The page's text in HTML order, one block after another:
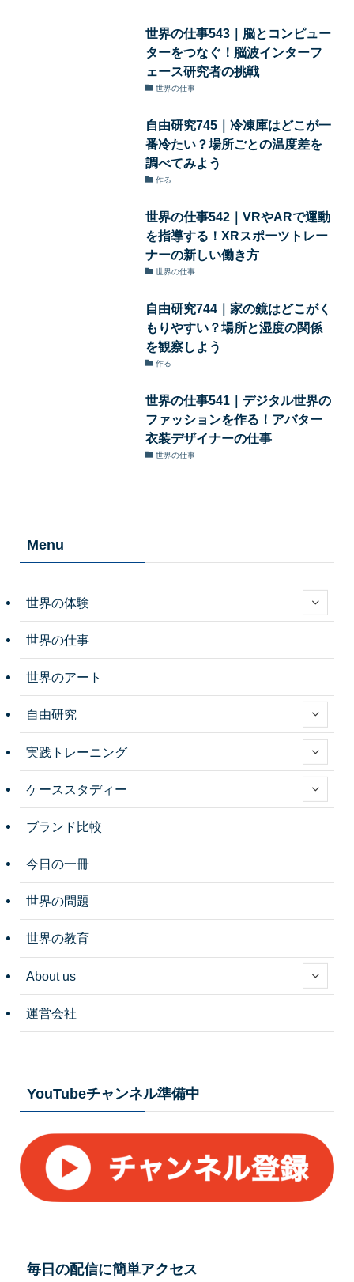
世界の仕事543｜脳とコンピュー
ターをつなぐ！脳波インターフ
ェース研究者の挑戦
世界の仕事
自由研究745｜冷凍庫はどこが一
番冷たい？場所ごとの温度差を
調べてみよう
作る
世界の仕事542｜VRやARで運動
を指導する！XRスポーツトレー
ナーの新しい働き方
世界の仕事
自由研究744｜家の鏡はどこがく
もりやすい？場所と湿度の関係
を観察しよう
作る
世界の仕事541｜デジタル世界の
ファッションを作る！アバター
衣装デザイナーの仕事
世界の仕事
Menu
世界の体験
世界の仕事
世界のアート
自由研究
実践トレーニング
ケーススタディー
ブランド比較
今日の一冊
世界の問題
世界の教育
About us
運営会社
YouTubeチャンネル準備中
毎日の配信に簡単アクセス